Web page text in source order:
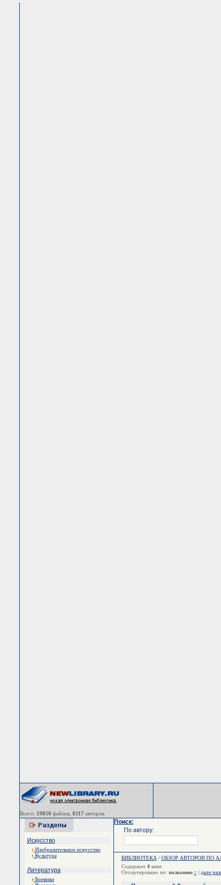
Всего: 19850 файлов, 8117 авторов.
Искусство
Изобразительное искусство
Культура
Литература
Боевики
Поиск:
По автору:
БИБЛИОТЕКА / ОБЗОР АВТОРОВ ПО
Содержит 4книг.
Отсортировано по: названию ↑ | дате